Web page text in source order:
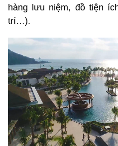
hàng lưu niệm, đồ tiện
trí…).